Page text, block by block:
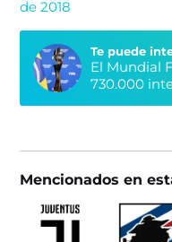
de 2018
Te puede
El Mundial
730.000
Mencionados en